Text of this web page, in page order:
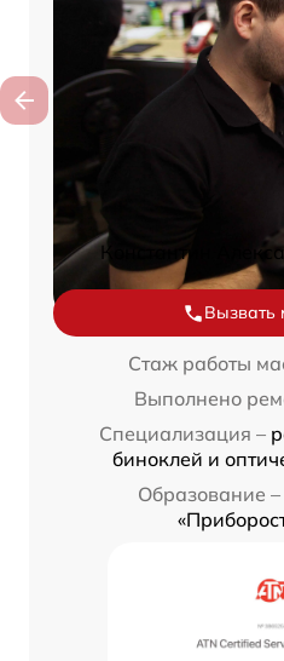
Константин
Вызвать
Стаж работы
Выполнено
Специализация –
биноклей и
Образование –